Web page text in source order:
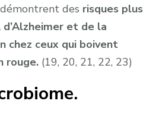
des risques plus
et de la
chez ceux qui boivent
rouge. (19, 20, 21, 22, 23)